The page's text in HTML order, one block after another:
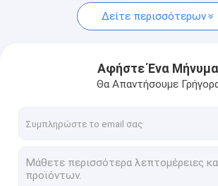
Όλες οι περιπτώσεις
Ζητήστε ένα απόσπασμα
Υδραυλική αντλία εκσκαφέων
Δείτε περισσότερων
Αφήστε Ένα Μήνυμα
Θα Απαντήσουμε